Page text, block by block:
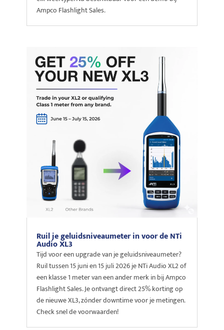
Ampco Flashlight Sales.
Ruil je geluidsniveaumeter in voor de NTi
Audio XL3
Tijd voor een upgrade van je geluidsniveaumeter?
Ruil tussen 15 juni en 15 juli 2026 je NTi Audio XL2 of
een klasse 1 meter van een ander merk in bij Ampco
Flashlight Sales. Je ontvangt direct 25% korting op
de nieuwe XL3, zónder downtime voor je metingen.
Check snel de voorwaarden!